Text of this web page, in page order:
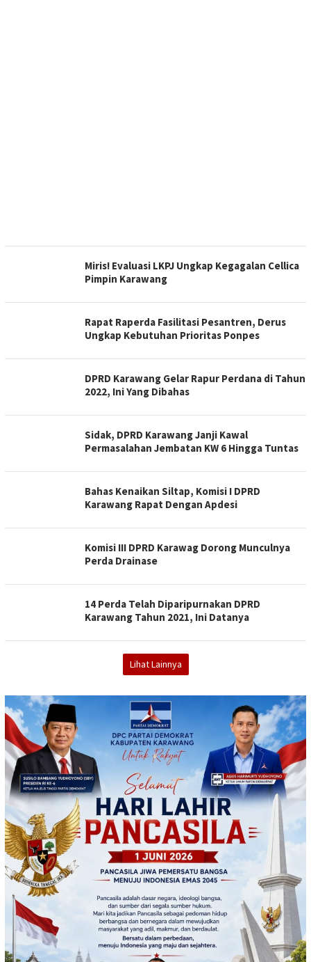
Miris! Evaluasi LKPJ Ungkap Kegagalan Cellica
Pimpin Karawang
Rapat Raperda Fasilitasi Pesantren, Derus
Ungkap Kebutuhan Prioritas Ponpes
DPRD Karawang Gelar Rapur Perdana di Tahun
2022, Ini Yang Dibahas
Sidak, DPRD Karawang Janji Kawal
Permasalahan Jembatan KW 6 Hingga Tuntas
Bahas Kenaikan Siltap, Komisi I DPRD
Karawang Rapat Dengan Apdesi
Komisi III DPRD Karawag Dorong Munculnya
Perda Drainase
14 Perda Telah Diparipurnakan DPRD
Karawang Tahun 2021, Ini Datanya
Lihat Lainnya